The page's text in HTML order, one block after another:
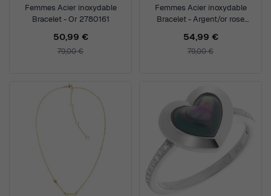
Femmes Acier inoxydable
Bracelet - Or 2780161
50,99 €
79,00 €
Femmes Acier inoxydable
Bracelet - Argent/or rose
54,99 €
79,00 €